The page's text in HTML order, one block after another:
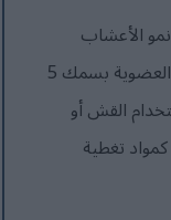
الأعشاب
الضارة حول النباتات. ضع طبقة من النشارة العضوية بسمك 5
القش أو
تغطية